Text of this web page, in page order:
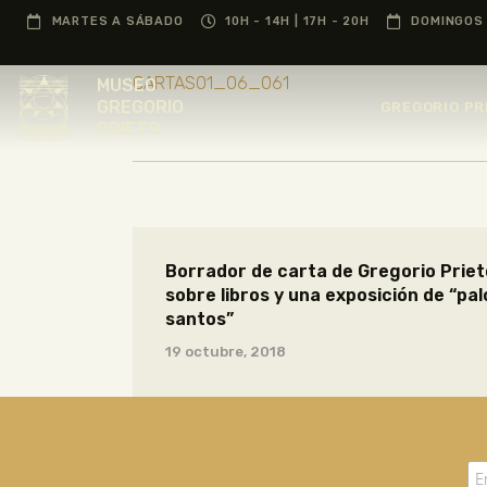
MARTES A SÁBADO 10H - 14H | 17H - 20H
MUSEOCARTAS01_06_061
Borrador de carta de Gregorio
sobre libros y una exposición de
santos”
19 octubre, 2018